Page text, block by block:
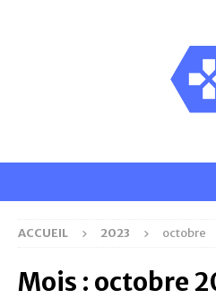
ACCUEIL 2023 octobre
Mois : octobre